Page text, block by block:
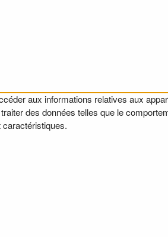
aux informations relatives aux
des données telles que le